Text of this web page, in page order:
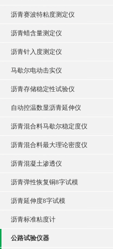
沥青赛波特粘度测定仪
沥青蜡含量测定仪
沥青针入度测定仪
马歇尔电动击实仪
沥青存储稳定性试验仪
自动控温数显沥青延伸仪
沥青混合料马歇尔稳定度仪
沥青混合料最大理论密度仪
沥青混凝土渗透仪
沥青弹性恢复铜8字试模
沥青延伸度8字试模
沥青标准粘度计
公路试验仪器